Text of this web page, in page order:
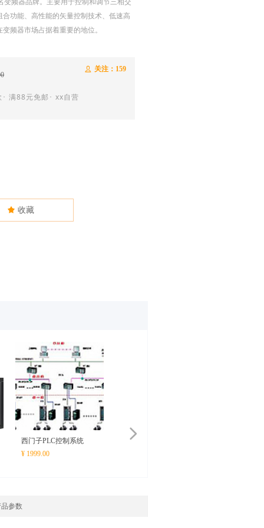
频器品牌。主要用于控制和调节三相交
功能、高性能的矢量控制技术、低速高
频器市场占据着重要的地位。
ꄑ 关注： 159
满88元免邮･ xx自营
끄 收藏
参数
西门子PLC控制系统
¥ 1999.00
넲